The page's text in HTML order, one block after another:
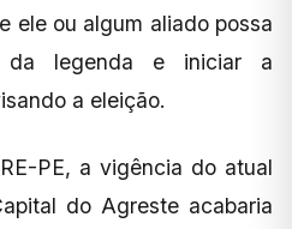
ele ou algum aliado possa
da legenda e iniciar a
a eleição.
PE, a vigência do atual
do Agreste acabaria